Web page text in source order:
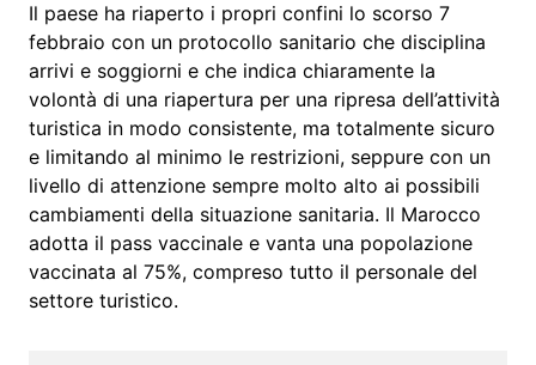
Il paese ha riaperto i propri confini lo scorso 7
febbraio con un protocollo sanitario che disciplina
arrivi e soggiorni e che indica chiaramente la
volontà di una riapertura per una ripresa dell’attività
turistica in modo consistente, ma totalmente sicuro
e limitando al minimo le restrizioni, seppure con un
livello di attenzione sempre molto alto ai possibili
cambiamenti della situazione sanitaria. Il Marocco
adotta il pass vaccinale e vanta una popolazione
vaccinata al 75%, compreso tutto il personale del
settore turistico.